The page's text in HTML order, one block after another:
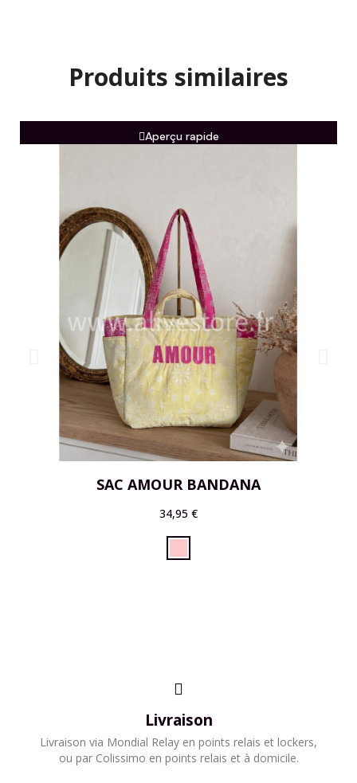
Produits similaires
Aperçu rapide
SAC AMOUR BANDANA
34,95 €
Livraison
​Livraison via Mondial Relay en points relais et lockers,
ou par Colissimo en points relais et à domicile.​